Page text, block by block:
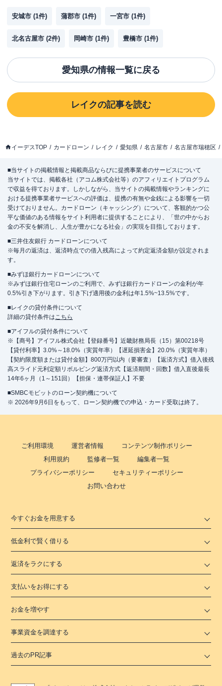
安城市 (1件) 蒲郡市 (1件) 一宮市 (1件)
北名古屋市 (2件) 岡崎市 (1件) 豊橋市 (1件)
愛知県の情報一覧に戻る
レイクの記事を読む
イーデスTOP カードローン レイク 愛知県 名古屋市 名古屋市瑞穂区
■当サイトの掲載情報と掲載商品ならびに提携事業者のサービスについて
当サイトでは、掲載各社（アコム株式会社等）のアフィリエイトプログラム
で収益を得ております。しかしながら、当サイトの掲載情報やランキングに
おける提携事業者サービスへの評価は、提携の有無や金銭による影響を一切
受けておりません。カードローン（キャッシング）について、客観的かつ公
平な価値のある情報をサイト利用者に提供することにより、「世の中からお
金の不安を解消し、人生が豊かになる社会」の実現を目指しております。
■三井住友銀行 カードローンについて
※毎月の返済は、返済時点での借入残高によって約定返済金額が設定されま
す。
■みずほ銀行カードローンについて
※みずほ銀行住宅ローンのご利用で、みずほ銀行カードローンの金利が年
0.5%引き下がります。引き下げ適用後の金利は年1.5%~13.5%です。
■レイクの貸付条件について
詳細の貸付条件はこちら
■アイフルの貸付条件について
※【商号】アイフル株式会社【登録番号】近畿財務局長（15）第00218号
【貸付利率】3.0%～18.0%（実質年率）【遅延損害金】20.0%（実質年率）
【契約限度額または貸付金額】800万円以内（要審査）【返済方式】借入後残
高スライド元利定額リボルビング返済方式【返済期間・回数】借入直後最長
14年6ヶ月（1～151回）【担保・連帯保証人】不要
■SMBCモビットのローン契約機について
※ 2026年9月6日をもって、ローン契約機での申込・カード受取は終了。
ご利用環境 運営者情報
コンテンツ制作ポリシー
利用規約
監修者一覧
編集者一覧
プライバシーポリシー
セキュリティーポリシー
お問い合わせ
今すぐお金を用意する
低金利で賢く借りる
返済をラクにする
支払いをお得にする
お金を増やす
事業資金を調達する
過去のPR記事